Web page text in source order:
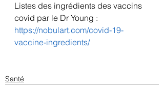
Listes des ingrédients des vaccins
covid par le Dr Young :
https://nobulart.com/covid-19-
vaccine-ingredients/
Santé